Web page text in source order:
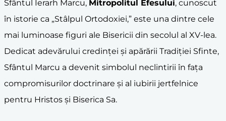
Sfântul Ierarh Marcu, Mitropolitul Efesului, cunoscut
în istorie ca „Stâlpul Ortodoxiei,” este una dintre cele
mai luminoase figuri ale Bisericii din secolul al XV-lea.
Dedicat adevărului credinței și apărării Tradiției Sfinte,
Sfântul Marcu a devenit simbolul neclintirii în fața
compromisurilor doctrinare și al iubirii jertfelnice
pentru Hristos și Biserica Sa.